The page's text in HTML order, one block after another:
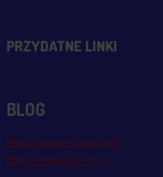
PRZYDATNE LINKI
BLOG
Blog, nowości, artykuły
Blog msalamon.pl →